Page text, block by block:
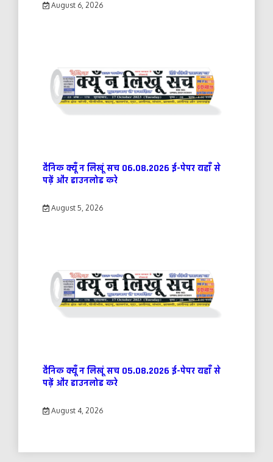
August 6, 2026
दैनिक क्यूँ न लिखूं सच 06.08.2026 ई-पेपर यहाँ से
पढ़ें और डाउनलोड करे
August 5, 2026
दैनिक क्यूँ न लिखूं सच 05.08.2026 ई-पेपर यहाँ से
पढ़ें और डाउनलोड करे
August 4, 2026